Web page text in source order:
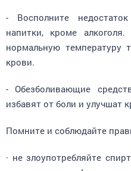
напитки, кроме
нормальную температуру
крови.
избавят от боли и улучшат
курите в постели!